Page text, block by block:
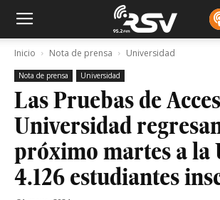
Inicio Nota de prensa Universidad
Nota de prensa Universidad
Las Pruebas de
Universidad
próximo martes a la
4.126 estudiantes